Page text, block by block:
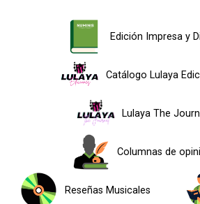
Edición Impresa y
Catálogo Lulaya
Lulaya The
Columnas de
Reseñas Musicales